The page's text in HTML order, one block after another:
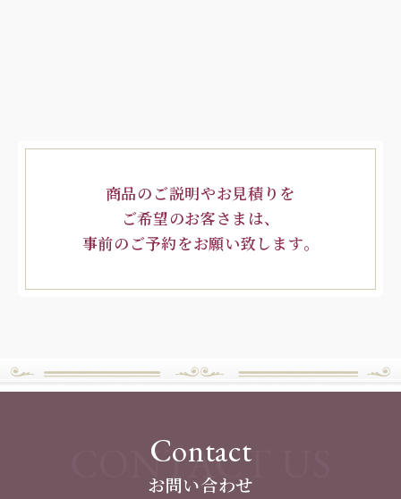
商品のご説明やお見積りを
ご希望のお客さまは、
事前のご予約をお願い致します。
Contact
お問い合わせ
CONTACT US